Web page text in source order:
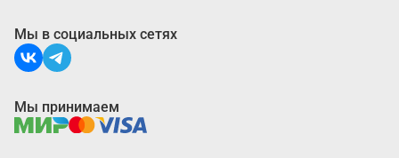
Мы в социальных сетях
Мы принимаем